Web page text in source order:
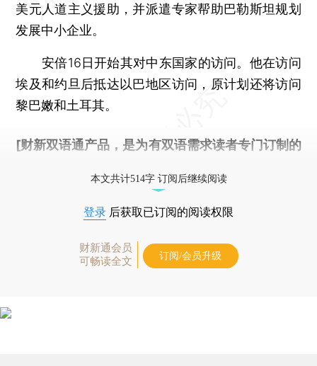
美元人道主义援助，并派遣专家帮助巴勒斯坦规划
发展中小企业。
安倍16日开始其对中东国家的访问。他在访问
埃及和约旦后抵达以巴地区访问，原计划还将访问
黎巴嫩和土耳其。
[财新双语通产品，是为有双语需求读者专门订制的
本文共计514字 订阅后继续阅读
登录 后获取已订阅的阅读权限
财新通会员
可畅读全文
订阅/会员升级